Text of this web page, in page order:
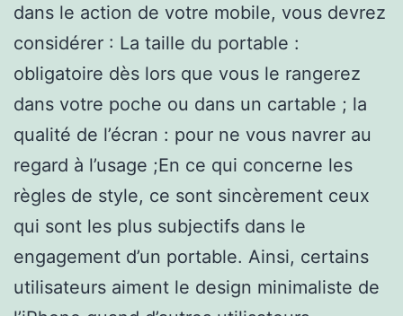
dans le action de votre mobile, vous devrez
considérer : La taille du portable :
obligatoire dès lors que vous le rangerez
dans votre poche ou dans un cartable ; la
qualité de l’écran : pour ne vous navrer au
regard à l’usage ;En ce qui concerne les
règles de style, ce sont sincèrement ceux
qui sont les plus subjectifs dans le
engagement d’un portable. Ainsi, certains
utilisateurs aiment le design minimaliste de